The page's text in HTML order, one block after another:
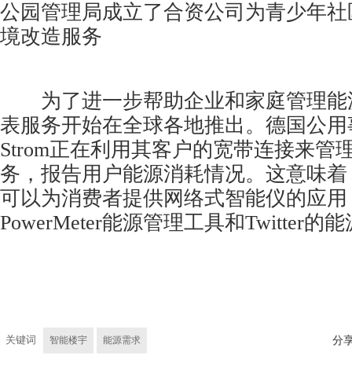
公园管理局成立了合资公司为青少年
境改造服务
为了进一步帮助企业和家庭管理能
表服务开始在全球各地推出。德国公
Strom正在利用其客户的宽带连接来管
务，报告用户能源消耗情况。这意味
可以为消费者提供网络式智能仪的应
PowerMeter能源管理工具和Twitter的
关键词 智能楼宇 能源需求 分